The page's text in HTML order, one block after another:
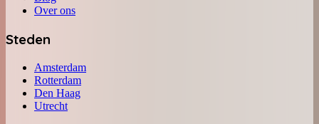
Over ons
Steden
Amsterdam
Rotterdam
Den Haag
Utrecht